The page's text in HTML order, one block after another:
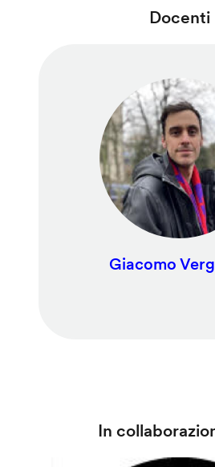
Docenti
Giacomo
In